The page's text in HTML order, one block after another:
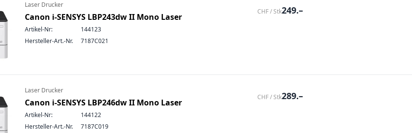
Laser Drucker
Canon i-SENSYS LBP243dw II Mono Laser
Artikel-Nr:
144123
Hersteller-Art.-Nr.
7187C021
CHF / Stk249.–
Laser Drucker
Canon i-SENSYS LBP246dw II Mono Laser
Artikel-Nr:
144122
Hersteller-Art.-Nr.
7187C019
CHF / Stk289.–